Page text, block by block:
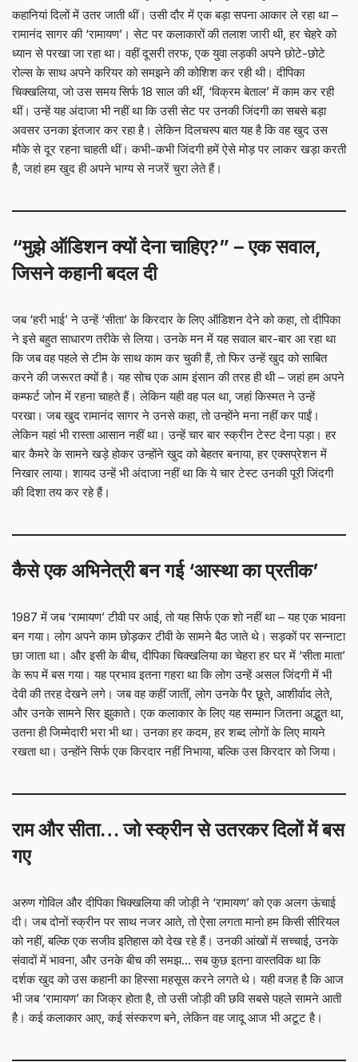
कहानियां दिलों में उतर जाती थीं। उसी दौर में एक बड़ा सपना आकार ले रहा था –
रामानंद सागर की ‘रामायण’। सेट पर कलाकारों की तलाश जारी थी, हर चेहरे को
ध्यान से परखा जा रहा था। वहीं दूसरी तरफ, एक युवा लड़की अपने छोटे-छोटे
रोल्स के साथ अपने करियर को समझने की कोशिश कर रही थी। दीपिका
चिक्खलिया, जो उस समय सिर्फ 18 साल की थीं, ‘विक्रम बेताल’ में काम कर रही
थीं। उन्हें यह अंदाजा भी नहीं था कि उसी सेट पर उनकी जिंदगी का सबसे बड़ा
अवसर उनका इंतजार कर रहा है। लेकिन दिलचस्प बात यह है कि वह खुद उस
मौके से दूर रहना चाहती थीं। कभी-कभी जिंदगी हमें ऐसे मोड़ पर लाकर खड़ा करती
है, जहां हम खुद ही अपने भाग्य से नजरें चुरा लेते हैं।
“मुझे ऑडिशन क्यों देना चाहिए?” – एक सवाल,
जिसने कहानी बदल दी
जब ‘हरी भाई’ ने उन्हें ‘सीता’ के किरदार के लिए ऑडिशन देने को कहा, तो दीपिका
ने इसे बहुत साधारण तरीके से लिया। उनके मन में यह सवाल बार-बार आ रहा था
कि जब वह पहले से टीम के साथ काम कर चुकी हैं, तो फिर उन्हें खुद को साबित
करने की जरूरत क्यों है। यह सोच एक आम इंसान की तरह ही थी – जहां हम अपने
कम्फर्ट जोन में रहना चाहते हैं। लेकिन यही वह पल था, जहां किस्मत ने उन्हें
परखा। जब खुद रामानंद सागर ने उनसे कहा, तो उन्होंने मना नहीं कर पाईं।
लेकिन यहां भी रास्ता आसान नहीं था। उन्हें चार बार स्क्रीन टेस्ट देना पड़ा। हर
बार कैमरे के सामने खड़े होकर उन्होंने खुद को बेहतर बनाया, हर एक्सप्रेशन में
निखार लाया। शायद उन्हें भी अंदाजा नहीं था कि ये चार टेस्ट उनकी पूरी जिंदगी
की दिशा तय कर रहे हैं।
कैसे एक अभिनेत्री बन गई ‘आस्था का प्रतीक’
1987 में जब ‘रामायण’ टीवी पर आई, तो यह सिर्फ एक शो नहीं था – यह एक भावना
बन गया। लोग अपने काम छोड़कर टीवी के सामने बैठ जाते थे। सड़कों पर सन्नाटा
छा जाता था। और इसी के बीच, दीपिका चिक्खलिया का चेहरा हर घर में ‘सीता माता’
के रूप में बस गया। यह प्रभाव इतना गहरा था कि लोग उन्हें असल जिंदगी में भी
देवी की तरह देखने लगे। जब वह कहीं जातीं, लोग उनके पैर छूते, आशीर्वाद लेते,
और उनके सामने सिर झुकाते। एक कलाकार के लिए यह सम्मान जितना अद्भुत था,
उतना ही जिम्मेदारी भरा भी था। उनका हर कदम, हर शब्द लोगों के लिए मायने
रखता था। उन्होंने सिर्फ एक किरदार नहीं निभाया, बल्कि उस किरदार को जिया।
राम और सीता… जो स्क्रीन से उतरकर दिलों में बस
गए
अरुण गोविल और दीपिका चिक्खलिया की जोड़ी ने ‘रामायण’ को एक अलग ऊंचाई
दी। जब दोनों स्क्रीन पर साथ नजर आते, तो ऐसा लगता मानो हम किसी सीरियल
को नहीं, बल्कि एक सजीव इतिहास को देख रहे हैं। उनकी आंखों में सच्चाई, उनके
संवादों में भावना, और उनके बीच की समझ… सब कुछ इतना वास्तविक था कि
दर्शक खुद को उस कहानी का हिस्सा महसूस करने लगते थे। यही वजह है कि आज
भी जब ‘रामायण’ का जिक्र होता है, तो उसी जोड़ी की छवि सबसे पहले सामने आती
है। कई कलाकार आए, कई संस्करण बने, लेकिन वह जादू आज भी अटूट है।